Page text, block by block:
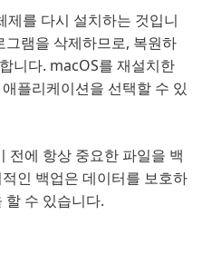
제를 다시 설치하는 것입니
램을 삭제하므로, 복원하
니다. macOS를 재설치한
플리케이션을 선택할 수 있
전에 항상 중요한 파일을 백
인 백업은 데이터를 보호하
할 수 있습니다.